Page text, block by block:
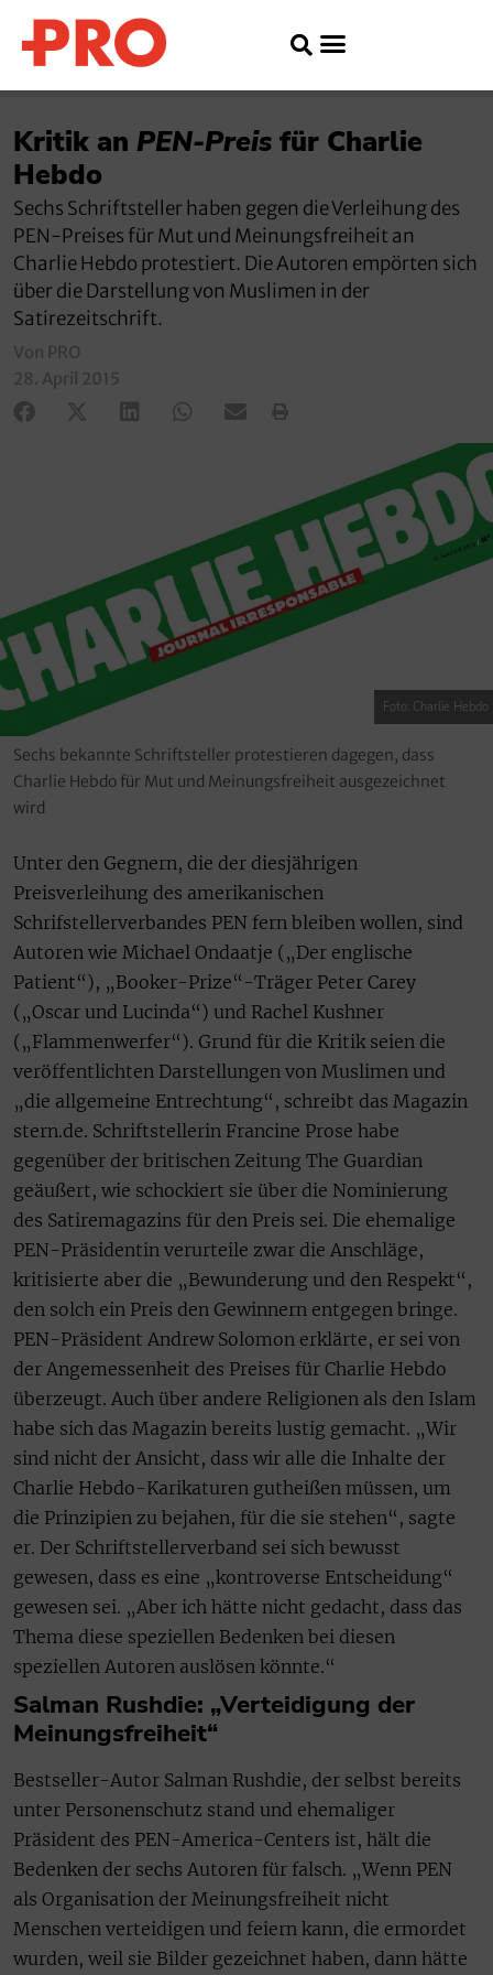
Kritik an PEN-Preis für Charlie
Hebdo
Sechs Schriftsteller haben gegen die Verleihung des
PEN-Preises für Mut und Meinungsfreiheit an
Charlie Hebdo protestiert. Die Autoren empörten sich
über die Darstellung von Muslimen in der
Satirezeitschrift.
Von PRO
28. April 2015
Foto: Charlie Hebdo
Sechs bekannte Schriftsteller protestieren dagegen, dass
Charlie Hebdo für Mut und Meinungsfreiheit ausgezeichnet
wird
Unter den Gegnern, die der diesjährigen
Preisverleihung des amerikanischen
Schrifstellerverbandes PEN fern bleiben wollen, sind
Autoren wie Michael Ondaatje („Der englische
Patient“), „Booker-Prize“-Träger Peter Carey
(„Oscar und Lucinda“) und Rachel Kushner
(„Flammenwerfer“). Grund für die Kritik seien die
veröffentlichten Darstellungen von Muslimen und
„die allgemeine Entrechtung“, schreibt das Magazin
stern.de. Schriftstellerin Francine Prose habe
gegenüber der britischen Zeitung The Guardian
geäußert, wie schockiert sie über die Nominierung
des Satiremagazins für den Preis sei. Die ehemalige
PEN-Präsidentin verurteile zwar die Anschläge,
kritisierte aber die „Bewunderung und den Respekt“,
den solch ein Preis den Gewinnern entgegen bringe.
PEN-Präsident Andrew Solomon erklärte, er sei von
der Angemessenheit des Preises für Charlie Hebdo
überzeugt. Auch über andere Religionen als den Islam
habe sich das Magazin bereits lustig gemacht. „Wir
sind nicht der Ansicht, dass wir alle die Inhalte der
Charlie Hebdo-Karikaturen gutheißen müssen, um
die Prinzipien zu bejahen, für die sie stehen“, sagte
er. Der Schriftstellerverband sei sich bewusst
gewesen, dass es eine „kontroverse Entscheidung“
gewesen sei. „Aber ich hätte nicht gedacht, dass das
Thema diese speziellen Bedenken bei diesen
speziellen Autoren auslösen könnte.“
Salman Rushdie: „Verteidigung der
Meinungsfreiheit“
Bestseller-Autor Salman Rushdie, der selbst bereits
unter Personenschutz stand und ehemaliger
Präsident des PEN-America-Centers ist, hält die
Bedenken der sechs Autoren für falsch. „Wenn PEN
als Organisation der Meinungsfreiheit nicht
Menschen verteidigen und feiern kann, die ermordet
wurden, weil sie Bilder gezeichnet haben, dann hätte